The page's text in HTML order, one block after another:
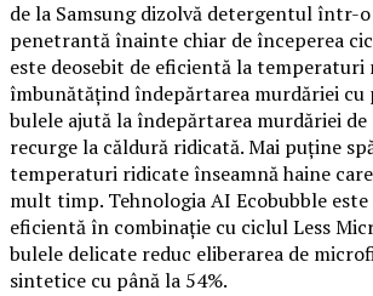
de la Samsung dizolvă detergentul într-
penetrantă înainte chiar de începerea
este deosebit de eficientă la temperaturi
îmbunătățind îndepărtarea murdăriei cu
bulele ajută la îndepărtarea murdăriei
recurge la căldură ridicată. Mai puține
temperaturi ridicate înseamnă haine
mult timp. Tehnologia AI Ecobubble
eficientă în combinație cu ciclul Less
bulele delicate reduc eliberarea de
sintetice cu până la 54%.